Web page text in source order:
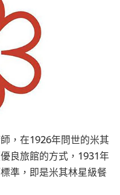
，在1926年問世的米其
良旅館的方式，1931年
準，即是米其林星級餐